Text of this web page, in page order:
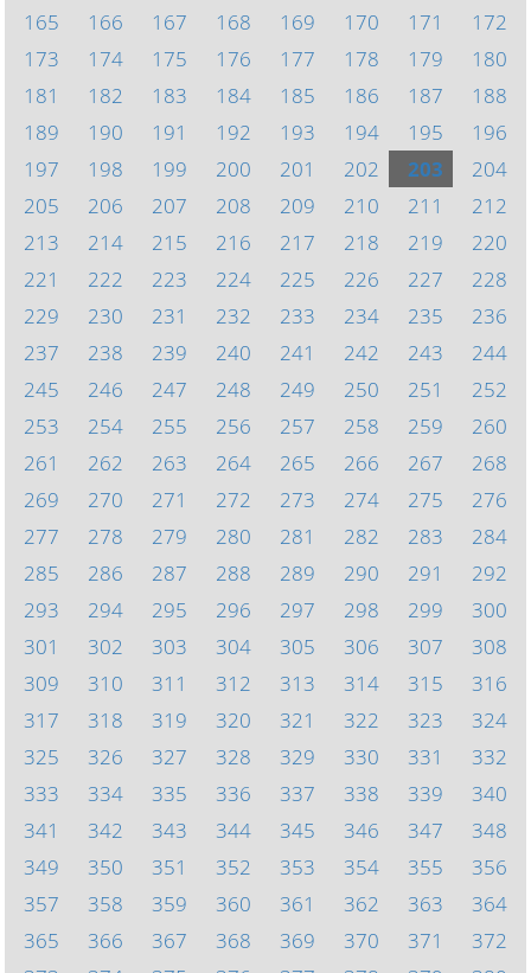
165
166 167 168 169 170 171
172
173
174 175 176 177 178 179
180
181
182 183 184 185 186 187
188
189
190 191 192 193 194 195
196
197
198 199 200 201 202 203
204
205
206 207 208 209 210 211
212
213
214 215 216 217 218 219
220
221
222 223 224 225 226 227
228
229
230 231 232 233 234 235
236
237
238 239 240 241 242 243
244
245
246 247 248 249 250 251
252
253
254 255 256 257 258 259
260
261
262 263 264 265 266 267
268
269
270 271 272 273 274 275
276
277
278 279 280 281 282 283
284
285
286 287 288 289 290 291
292
293
294 295 296 297 298 299
300
301
302 303 304 305 306 307
308
309
310 311 312 313 314 315
316
317
318 319 320 321 322 323
324
325
326 327 328 329 330 331
332
333
334 335 336 337 338 339
340
341
342 343 344 345 346 347
348
349
350 351 352 353 354 355
356
357
358 359 360 361 362 363
364
365
366 367 368 369 370 371
372